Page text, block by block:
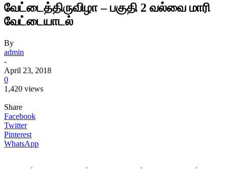
வேட்டைத்திருவிழா – பகுதி 2 வல்வை மாரி
வேட்டையாடல்
By
admin
-
April 23, 2018
0
1,420 views
Share
Facebook
Twitter
Pinterest
WhatsApp